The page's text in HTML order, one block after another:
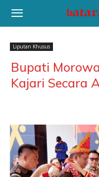
Liputan Khusus
Bupati
Kajari Secara